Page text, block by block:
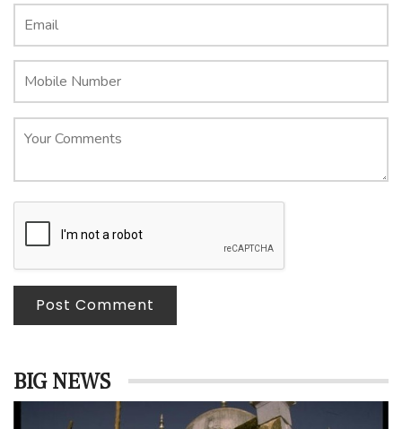
Post Comment
BIG NEWS